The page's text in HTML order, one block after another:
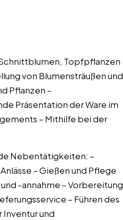
Topfpflanzen
von Blumensträußen und
Pflanzen –
Präsentation der Ware im
– Mithilfe bei der
Nebentätigkeiten: –
– Gießen und Pflege
-annahme – Vorbereitung
– Führen des
Inventur und